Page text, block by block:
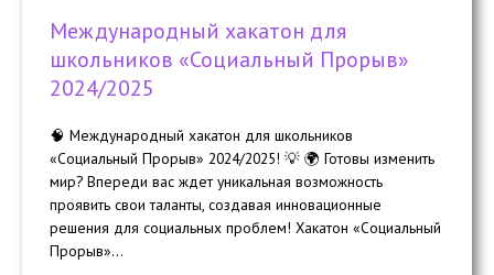
Международный хакатон для
школьников «Социальный Прорыв»
2024/2025
🧠 Международный хакатон для школьников
«Социальный Прорыв» 2024/2025! 💡 🌍 Готовы изменить
мир? Впереди вас ждет уникальная возможность
проявить свои таланты, создавая инновационные
решения для социальных проблем! Хакатон «Социальный
Прорыв»...